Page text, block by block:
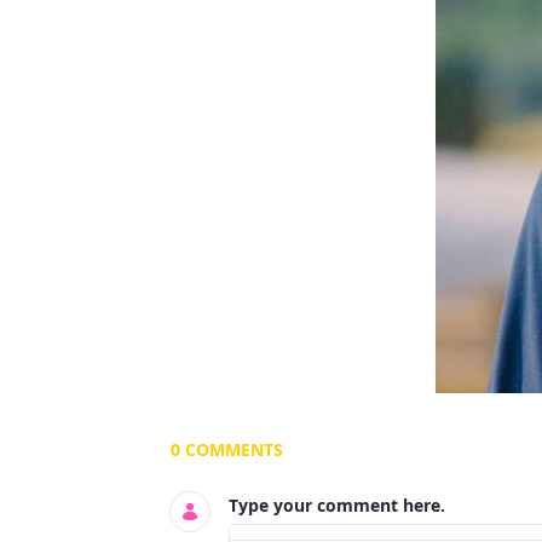
Documents and Media
0 COMMENTS
Type your comment here.